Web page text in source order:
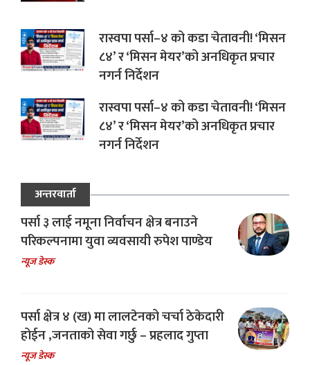
रास्वपा पर्सा–४ को कडा चेतावनी! ‘मिसन
८४’ र ‘मिसन मेयर’को अनधिकृत प्रचार
नगर्न निर्देशन
रास्वपा पर्सा–४ को कडा चेतावनी! ‘मिसन
८४’ र ‘मिसन मेयर’को अनधिकृत प्रचार
नगर्न निर्देशन
अन्तरवार्ता
पर्सा ३ लाई नमूना निर्वाचन क्षेत्र बनाउने
परिकल्पनामा युवा व्यवसायी रुपेश पाण्डेय
न्यूज डेस्क
पर्सा क्षेत्र ४ (ख) मा लालटेनको चर्चा ठेकेदारी
होईन ,जनताको सेवा गर्छु – प्रहलाद गुप्ता
न्यूज डेस्क